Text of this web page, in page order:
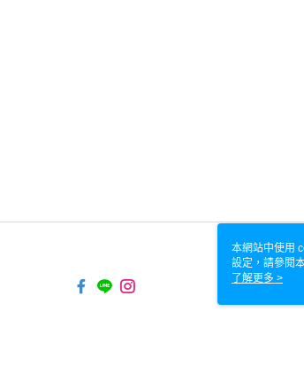
本網站中使用
設定，請參閱
使用 cookie。
了解更多 >